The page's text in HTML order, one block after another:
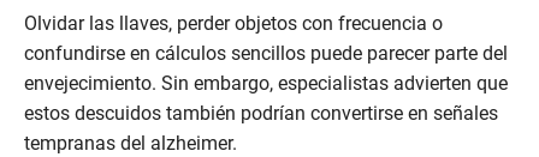
Olvidar las llaves, perder objetos con frecuencia o
confundirse en cálculos sencillos puede parecer parte del
envejecimiento. Sin embargo, especialistas advierten que
estos descuidos también podrían convertirse en señales
tempranas del alzheimer.